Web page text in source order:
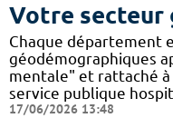
Votre secteur
Chaque département
géodémographiques
mentale" et rattaché
service publique
17/06/2026 13:48